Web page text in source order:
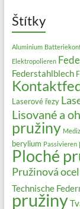
Štítky
Aluminium
Elektropolieren
Federstahlblech
Laserové řezy
Lisované a
pružiny
berylium Passivieren
Ploché
Pružinová ocel
Technische
pružiny